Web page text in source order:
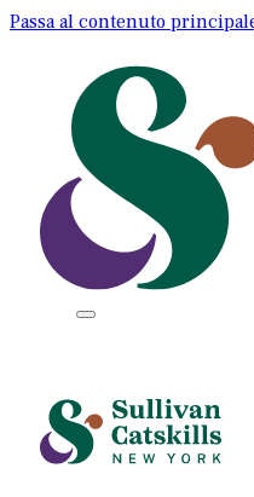
Passa al contenuto